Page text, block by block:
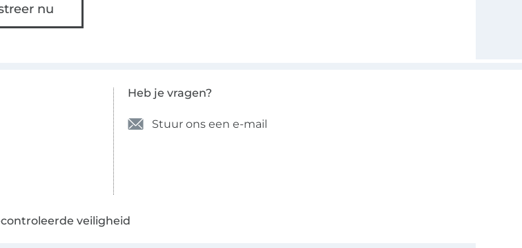
nu
Heb je vragen?
Stuur ons een e-mail
veiligheid